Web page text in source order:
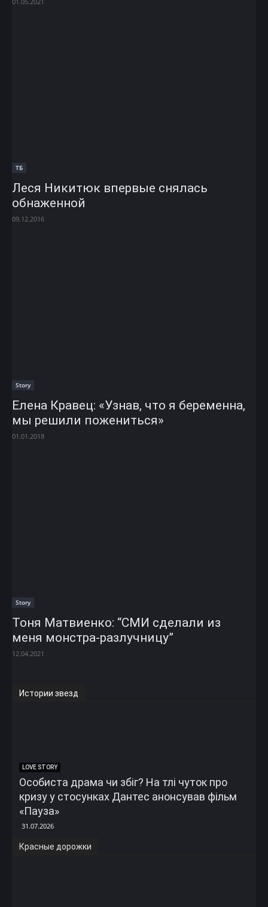
ТБ
Леся Никитюк впервые снялась
обнаженной
09.12.2016
Story
Елена Кравец: «Узнав, что я беременна,
мы решили пожениться»
01.01.2018
Story
Тоня Матвиенко: “СМИ сделали из
меня монстра-разлучницу”
12.04.2021
Истории звезд
LOVE STORY
Особиста драма чи збіг? На тлі чуток про
кризу у стосунках Дантес анонсував фільм
«Пауза»
31.07.2026
Красные дорожки